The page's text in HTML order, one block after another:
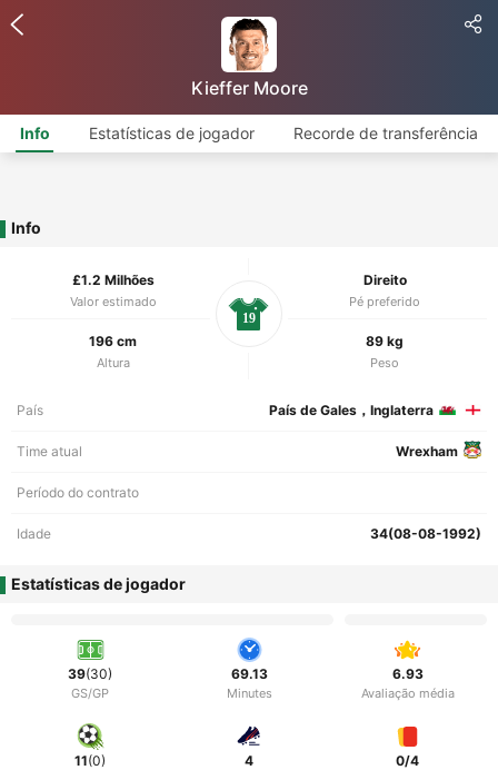
Kieffer Moore
Info Estatísticas de jogador Recorde de transferência
Info
£1.2 Milhões
Valor estimado
Direito
Pé preferido
196 cm
Altura
89 kg
Peso
19
País País de Gales，Inglaterra
Time atual Wrexham
Período do contrato
Idade 34(08-08-1992)
Estatísticas de jogador
39(30)
GS/GP
69.13
Minutes
6.93
Avaliação média
11(0) 4 0/4